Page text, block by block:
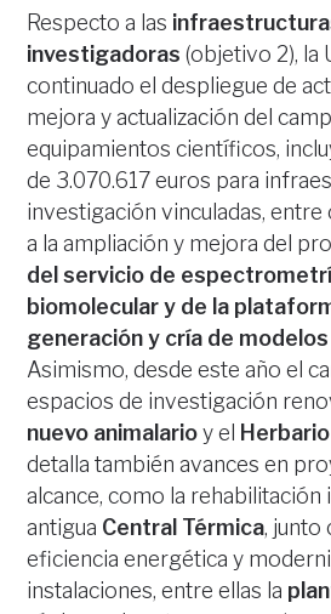
Respecto a las
investigadoras (objetivo 2), la
continuado el despliegue de
mejora y actualización del
equipamientos científicos,
de 3.070.617 euros para
investigación vinculadas, entre
a la ampliación y mejora del
del servicio de
biomolecular y de la
generación y cría de
Asimismo, desde este año el
espacios de investigación
nuevo animalarioy el
detalla también avances en
alcance, como la rehabilitación
antigua Central Térmica, junto
eficiencia energética y
instalaciones, entre ellas la